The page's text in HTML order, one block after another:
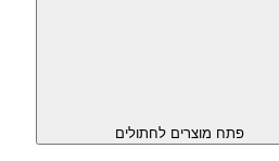
פתח מוצרים לחתולים